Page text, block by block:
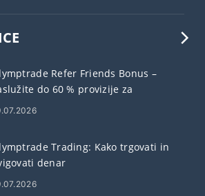
Refer Friends Bonus –
do 60 % provizije za
Trading: Kako trgovati in
denar